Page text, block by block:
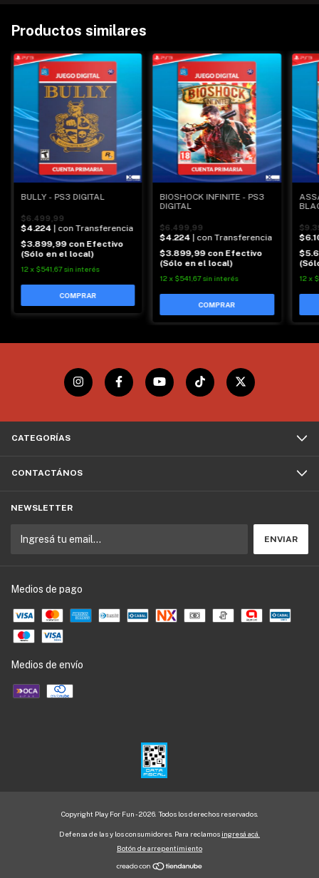
Productos similares
BULLY - PS3 DIGITAL
$6.499,99
$4.224 | con Transferencia
$3.899,99 con Efectivo
(Sólo en el local)
12 x $541,67 sin interés
BIOSHOCK INFINITE - PS3
DIGITAL
$6.499,99
$4.224 | con Transferencia
$3.899,99 con Efectivo
(Sólo en el local)
12 x $541,67 sin interés 12 x
CATEGORÍAS
CONTACTÁNOS
NEWSLETTER
Medios de pago
Medios de envío
Copyright Play For Fun - 2026. Todos los derechos reservados.
Defensa de las y los consumidores. Para reclamos ingresá acá.
Botón de arrepentimiento